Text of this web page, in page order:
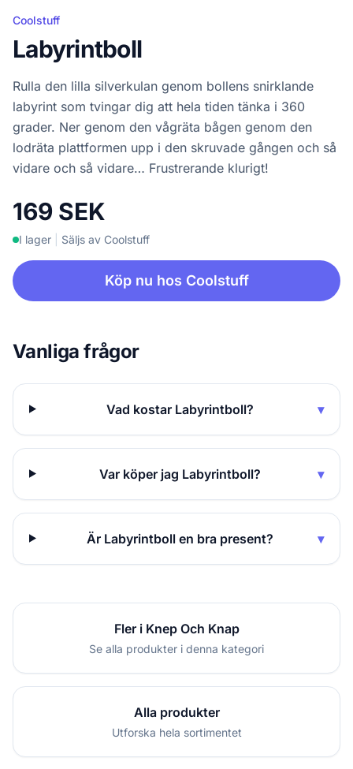
Coolstuff
Labyrintboll
Rulla den lilla silverkulan genom bollens snirklande
labyrint som tvingar dig att hela tiden tänka i 360
grader. Ner genom den vågräta bågen genom den
lodräta plattformen upp i den skruvade gången och så
vidare och så vidare… Frustrerande klurigt!
169 SEK
I lager Säljs av Coolstuff
Köp nu hos Coolstuff
Vanliga frågor
Vad kostar Labyrintboll? ▾
Var köper jag Labyrintboll? ▾
Är Labyrintboll en bra present? ▾
Fler i Knep Och Knap
Se alla produkter i denna kategori
Alla produkter
Utforska hela sortimentet